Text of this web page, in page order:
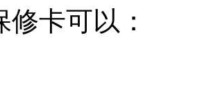
卡可以：